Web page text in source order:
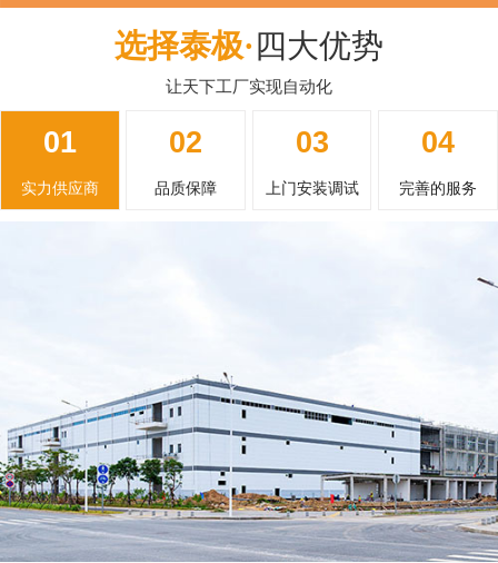
选择泰极·四大优势
让天下工厂实现自动化
01
实力供应商
02
品质保障
03
上门安装调试
04
完善的服务